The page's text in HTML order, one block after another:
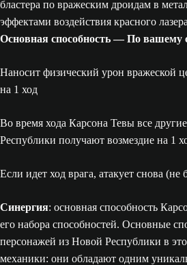
Основная способность — По вашему
Наносит физический урон вражеской
на 1 ход
Во время хода Карсона Тевы все
Республики получают возмездие на 1
Если идет ход врага, атакует снова (не
Синергия: основная способность
его набора способностей. Основные
персонажей из Новой Республики в
механики: они обладают одним